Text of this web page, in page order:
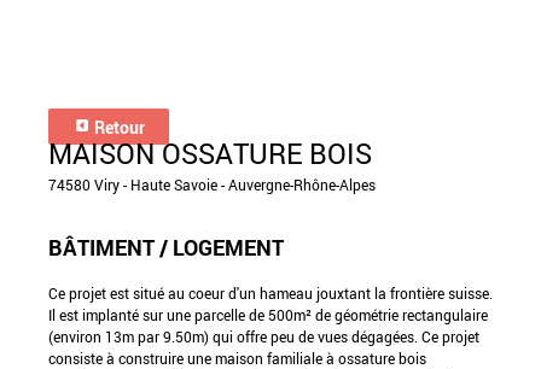
Retour
MAISON OSSATURE BOIS
74580 Viry - Haute Savoie - Auvergne-Rhône-Alpes
BÂTIMENT / LOGEMENT
Ce projet est situé au coeur d'un hameau jouxtant la frontière suisse.
Il est implanté sur une parcelle de 500m² de géométrie rectangulaire
(environ 13m par 9.50m) qui offre peu de vues dégagées. Ce projet
consiste à construire une maison familiale à ossature bois